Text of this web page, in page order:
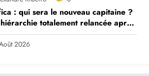
: qui sera le nouveau capitaine ?
totalement relancée après
départs majeurs
2026